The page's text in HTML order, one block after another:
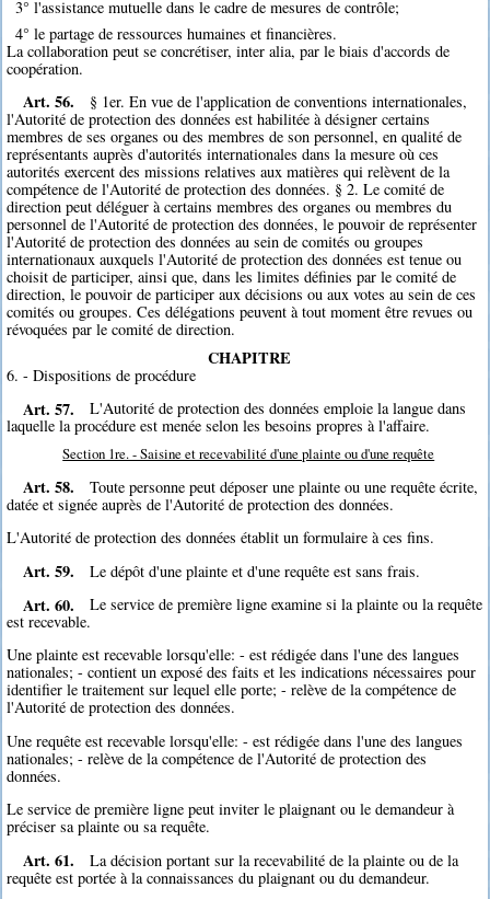
3° l'assistance mutuelle dans le cadre de mesures de contrôle;
4° le partage de ressources humaines et financières.
La collaboration peut se concrétiser, inter alia, par le biais d'accords de
coopération.
Art. 56.
§ 1er. En vue de l'application de conventions internationales,
l'Autorité de protection des données est habilitée à désigner certains
membres de ses organes ou des membres de son personnel, en qualité de
représentants auprès d'autorités internationales dans la mesure où ces
autorités exercent des missions relatives aux matières qui relèvent de la
compétence de l'Autorité de protection des données. § 2. Le comité de
direction peut déléguer à certains membres des organes ou membres du
personnel de l'Autorité de protection des données, le pouvoir de représenter
l'Autorité de protection des données au sein de comités ou groupes
internationaux auxquels l'Autorité de protection des données est tenue ou
choisit de participer, ainsi que, dans les limites définies par le comité de
direction, le pouvoir de participer aux décisions ou aux votes au sein de ces
comités ou groupes. Ces délégations peuvent à tout moment être revues ou
révoquées par le comité de direction.
CHAPITRE
6. - Dispositions de procédure
Art. 57.
L'Autorité de protection des données emploie la langue dans
laquelle la procédure est menée selon les besoins propres à l'affaire.
Section 1re. - Saisine et recevabilité d'une plainte ou d'une requête
Art. 58.
Toute personne peut déposer une plainte ou une requête écrite,
datée et signée auprès de l'Autorité de protection des données.
L'Autorité de protection des données établit un formulaire à ces fins.
Art. 59. Le dépôt d'une plainte et d'une requête est sans frais.
Art. 60.
Le service de première ligne examine si la plainte ou la requête
est recevable.
Une plainte est recevable lorsqu'elle: - est rédigée dans l'une des langues
nationales; - contient un exposé des faits et les indications nécessaires pour
identifier le traitement sur lequel elle porte; - relève de la compétence de
l'Autorité de protection des données.
Une requête est recevable lorsqu'elle: - est rédigée dans l'une des langues
nationales; - relève de la compétence de l'Autorité de protection des
données.
Le service de première ligne peut inviter le plaignant ou le demandeur à
préciser sa plainte ou sa requête.
Art. 61.
La décision portant sur la recevabilité de la plainte ou de la
requête est portée à la connaissances du plaignant ou du demandeur.